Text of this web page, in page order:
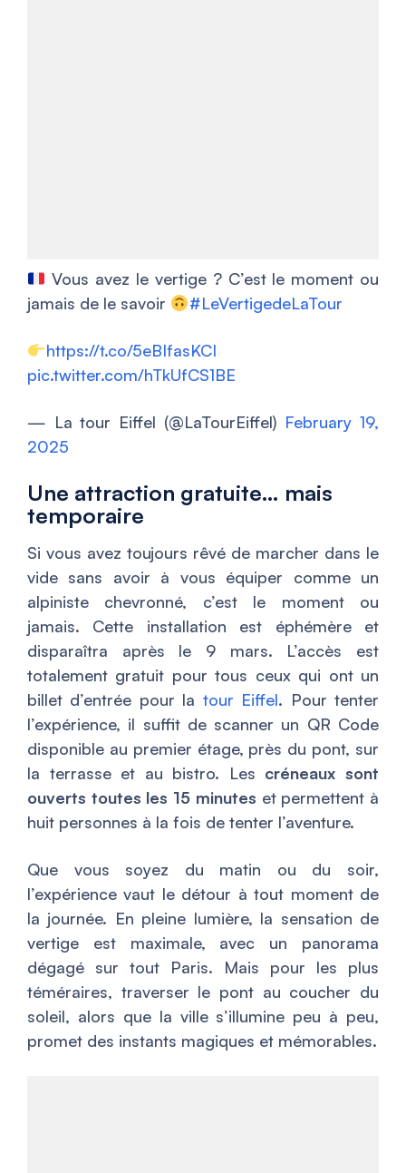
Vous avez le vertige ? C’est le moment ou
jamais de le savoir
#LeVertigedeLaTour
https://t.co/5eBIfasKCI
pic.twitter.com/hTkUfCS1BE
— La tour Eiffel (@LaTourEiffel) February 19,
2025
Une attraction gratuite… mais
temporaire
Si vous avez toujours rêvé de marcher dans le
vide sans avoir à vous équiper comme un
alpiniste chevronné, c’est le moment ou
jamais. Cette installation est éphémère et
disparaîtra après le 9 mars. L’accès est
totalement gratuit pour tous ceux qui ont un
billet d’entrée pour la tour Eiffel. Pour tenter
l’expérience, il suffit de scanner un QR Code
disponible au premier étage, près du pont, sur
la terrasse et au bistro. Les créneaux sont
ouverts toutes les 15 minutes et permettent à
huit personnes à la fois de tenter l’aventure.
Que vous soyez du matin ou du soir,
l’expérience vaut le détour à tout moment de
la journée. En pleine lumière, la sensation de
vertige est maximale, avec un panorama
dégagé sur tout Paris. Mais pour les plus
téméraires, traverser le pont au coucher du
soleil, alors que la ville s’illumine peu à peu,
promet des instants magiques et mémorables.